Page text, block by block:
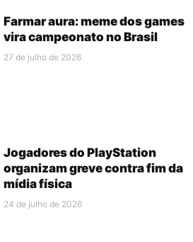
Farmar aura: meme dos games
vira campeonato no Brasil
27 de julho de 2026
Jogadores do PlayStation
organizam greve contra fim da
mídia física
24 de julho de 2026